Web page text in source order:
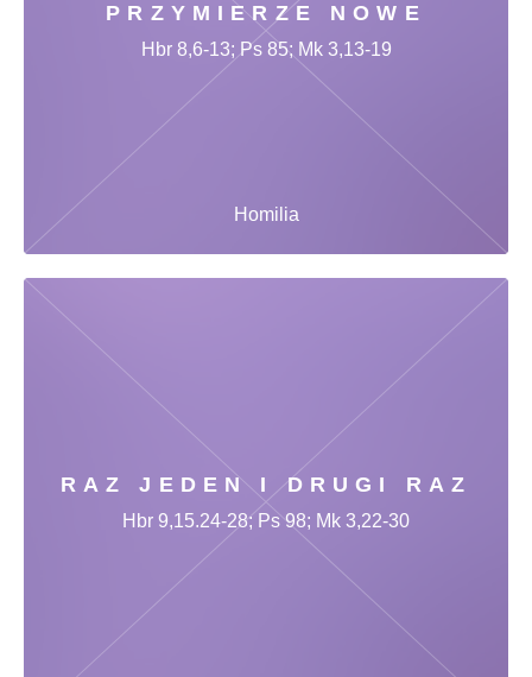
PRZYMIERZE NOWE
Homilia
Hbr 8,6-13; Ps 85; Mk 3,13-19
RAZ JEDEN I DRUGI RAZ
Hbr 9,15.24-28; Ps 98; Mk 3,22-30